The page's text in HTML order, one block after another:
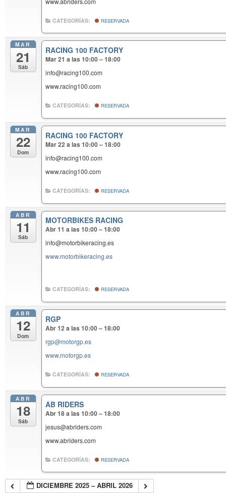
CATEGORÍAS: RESERVADA
MAR
21
Sáb
RACING 100 FACTORY
Mar 21 a las 10:00 – 18:00
info@racing100.com
www.racing100.com
CATEGORÍAS: RESERVADA
MAR
22
Dom
RACING 100 FACTORY
Mar 22 a las 10:00 – 18:00
info@racing100.com
www.racing100.com
CATEGORÍAS: RESERVADA
ABR
11
Sáb
MOTORBIKES RACING
Abr 11 a las 10:00 – 18:00
info@motorbikeracing.es
www.motorbikeracing.es
CATEGORÍAS: RESERVADA
ABR
12
Dom
RGP
Abr 12 a las 10:00 – 18:00
rgp@motorgp.es
www.motorgp.es
CATEGORÍAS: RESERVADA
ABR
18
Sáb
AB RIDERS
Abr 18 a las 10:00 – 18:00
jesus@abriders.com
www.abriders.com
CATEGORÍAS: RESERVADA
DICIEMBRE 2025 – ABRIL 2026